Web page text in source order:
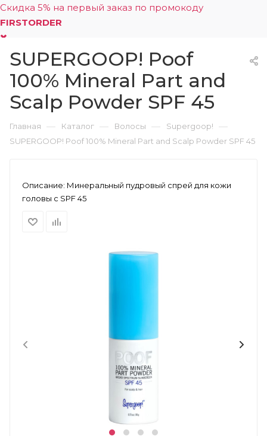
Скидка 5% на первый заказ по промокоду
FIRSTORDER
0
SUPERGOOP! Poof
100% Mineral Part and
Scalp Powder SPF 45
Главная — Каталог — Волосы — Supergoop! —
SUPERGOOP! Poof 100% Mineral Part and Scalp Powder SPF 45
Описание: Минеральный пудровый спрей для кожи
головы с SPF 45